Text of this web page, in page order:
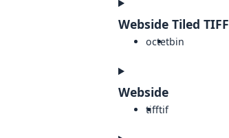
Webside Tiled TIFF
octetbin
Webside
tifftif